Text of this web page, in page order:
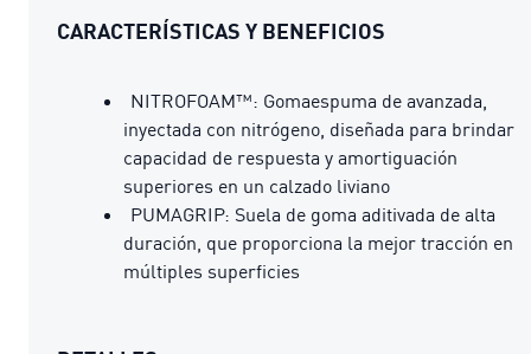
CARACTERÍSTICAS Y BENEFICIOS
NITROFOAM™: Gomaespuma de avanzada,
inyectada con nitrógeno, diseñada para brindar
capacidad de respuesta y amortiguación
superiores en un calzado liviano
PUMAGRIP: Suela de goma aditivada de alta
duración, que proporciona la mejor tracción en
múltiples superficies